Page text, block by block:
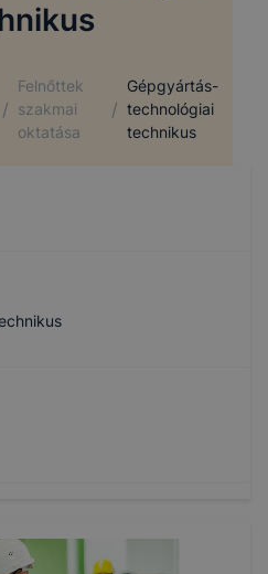
/
Felnőttek
szakmai
oktatása
/
Gépgyártás-
technológiai
technikus